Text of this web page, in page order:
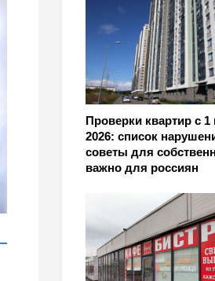
Проверки квартир с
2026: список
советы для
важно для россиян